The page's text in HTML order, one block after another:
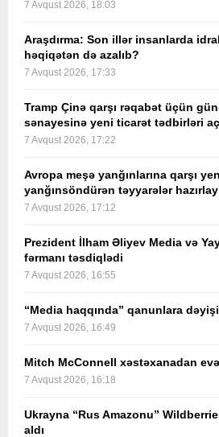
7 Avqust 2026, 18:03
Araşdırma: Son illər insanlarda
həqiqətən də azalıb?
7 Avqust 2026, 17:33
Tramp Çinə qarşı rəqabət üçün
sənayesinə yeni ticarət tədbirləri
7 Avqust 2026, 17:22
Avropa meşə yanğınlarına qarşı
yanğınsöndürən təyyarələr
7 Avqust 2026, 17:12
Prezident İlham Əliyev Media və
fərmanı təsdiqlədi
7 Avqust 2026, 16:55
“Media haqqında” qanunlara
7 Avqust 2026, 16:49
Mitch McConnell xəstəxanadan evə
7 Avqust 2026, 16:18
Ukrayna “Rus Amazonu”
aldı